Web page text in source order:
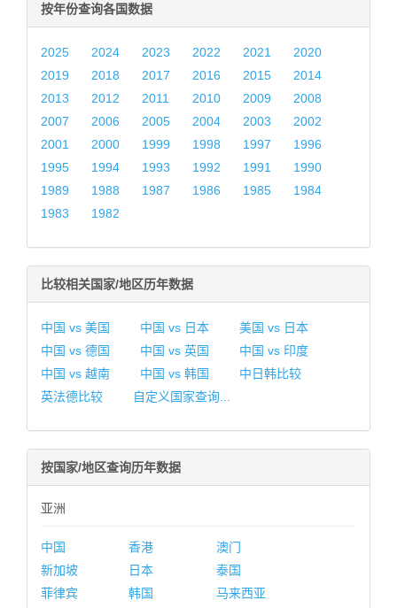
按年份查询各国数据
2025 2024 2023 2022 2021
2020
2019
2018 2017 2016 2015
2014
2013
2012 2011 2010 2009
2008
2007
2006 2005 2004 2003
2002
2001
2000 1999 1998 1997
1996
1995
1994 1993 1992 1991
1990
1989
1988 1987 1986 1985
1984
1983
1982
比较相关国家/地区历年数据
中国 vs 美国 中国 vs 日本
美国 vs 日本
中国 vs 德国
中国 vs 英国
中国 vs 印度
中国 vs 越南
中国 vs 韩国
中日韩比较
英法德比较
自定义国家查询...
按国家/地区查询历年数据
亚洲
中国 香港
澳门
新加坡
日本
泰国
菲律宾
韩国
马来西亚